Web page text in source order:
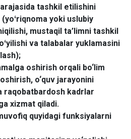
tashkil etilishini
yoki uslubiy
mustaqil ta’limni tashkil
va talabalar yuklamasini
oshirish orqali bo‘lim
o‘quv jarayonini
raqobatbardosh kadrlar
xizmat qiladi.
quyidagi funksiyalarni